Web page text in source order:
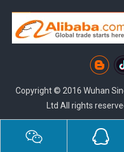
Copyright © 2016 Wuhan
Ltd All rights